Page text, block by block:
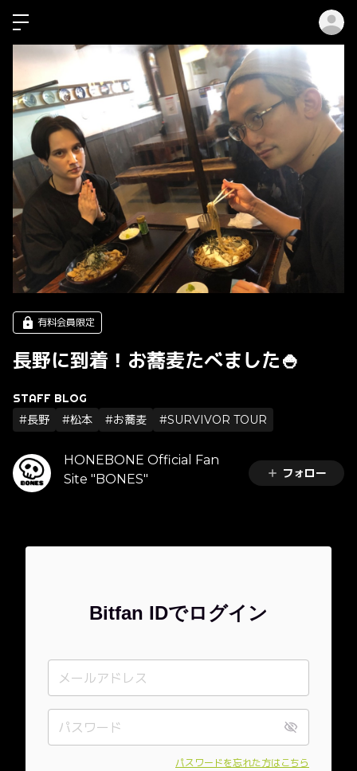
有料会員限定
長野に到着！お蕎麦たべました🍚
STAFF BLOG
#長野
#松本 #お蕎麦 #SURVIVOR TOUR
HONEBONE Official Fan
Site "BONES"
フォロー
Bitfan IDでログイン
パスワードを忘れた方はこちら